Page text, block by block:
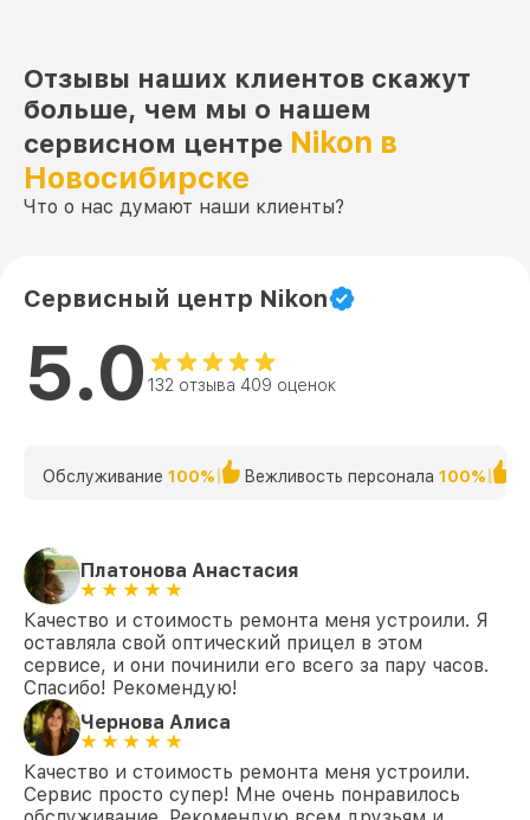
Отзывы наших клиентов скажут
больше, чем мы о нашем
сервисном центре Nikon в
Новосибирске
Что о нас думают наши клиенты?
Сервисный центр Nikon
5.0 132 отзыва 409 оценок
Обслуживание 100% Вежливость персонала 100%
Платонова Анастасия
Качество и стоимость ремонта меня устроили. Я
оставляла свой оптический прицел в этом
сервисе, и они починили его всего за пару часов.
Спасибо! Рекомендую!
Чернова Алиса
Качество и стоимость ремонта меня устроили.
Сервис просто супер! Мне очень понравилось